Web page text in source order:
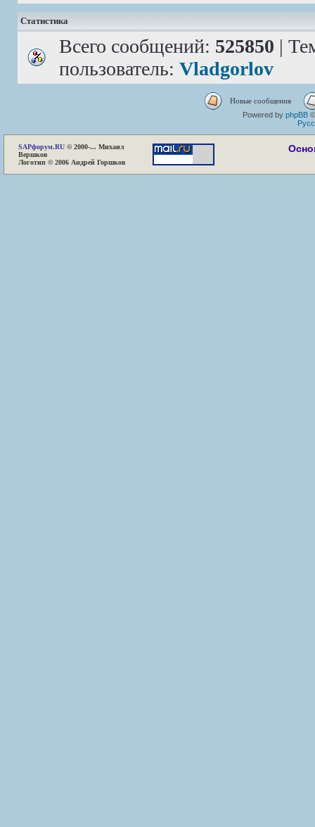
Статистика
Всего сообщений: 525850 |
пользователь: Vladgorlov
Новые сообщения
Powered by phpBB
SAPфорум.RU © 2000-... Михаил
Вершков
Логотип © 2006 Андрей Горшков